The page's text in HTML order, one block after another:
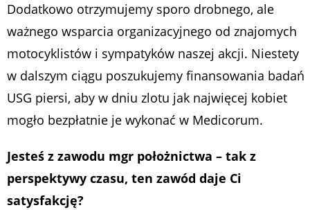
Dodatkowo otrzymujemy sporo drobnego, ale
ważnego wsparcia organizacyjnego od znajomych
motocyklistów i sympatyków naszej akcji. Niestety
w dalszym ciągu poszukujemy finansowania badań
USG piersi, aby w dniu zlotu jak najwięcej kobiet
mogło bezpłatnie je wykonać w Medicorum.
Jesteś z zawodu mgr położnictwa – tak z
perspektywy czasu, ten zawód daje Ci
satysfakcję?